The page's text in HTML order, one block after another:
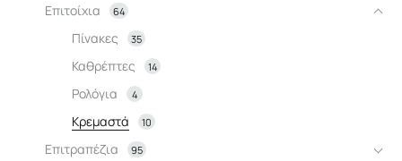
Επιτοίχια 64
Πίνακες 35
Καθρέπτες 14
Ρολόγια 4
Κρεμαστά 10
Επιτραπέζια 95